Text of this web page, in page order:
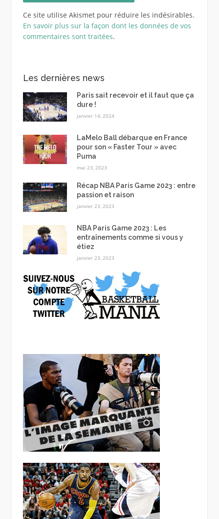
Ce site utilise Akismet pour réduire les indésirables.
En savoir plus sur la façon dont les données de vos
commentaires sont traitées.
Les dernières news
Paris sait recevoir et il faut que ça
dure !
janvier 14, 2024
LaMelo Ball débarque en France
pour son « Faster Tour » avec
Puma
mai 23, 2023
Récap NBA Paris Game 2023 : entre
passion et raison
janvier 23, 2023
NBA Paris Game 2023 : Les
entraînements comme si vous y
étiez
janvier 23, 2023